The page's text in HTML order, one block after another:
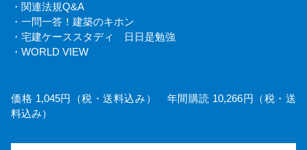
・関連法規Q&A
・一問一答！建築のキホン
・宅建ケーススタディ 日日是勉強
・WORLD VIEW
価格 1,045円（税・送料込み） 年間購読 10,266円（税・送
料込み）